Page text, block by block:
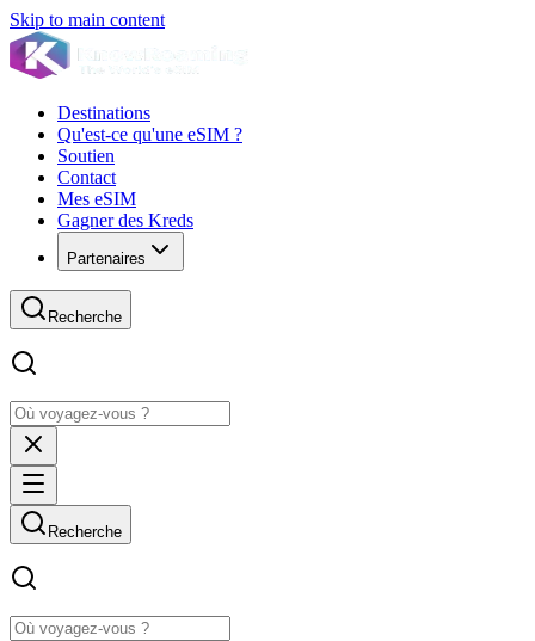
Skip to main content
Destinations
Qu'est-ce qu'une eSIM ?
Soutien
Contact
Mes eSIM
Gagner des Kreds
Partenaires
Recherche
Recherche